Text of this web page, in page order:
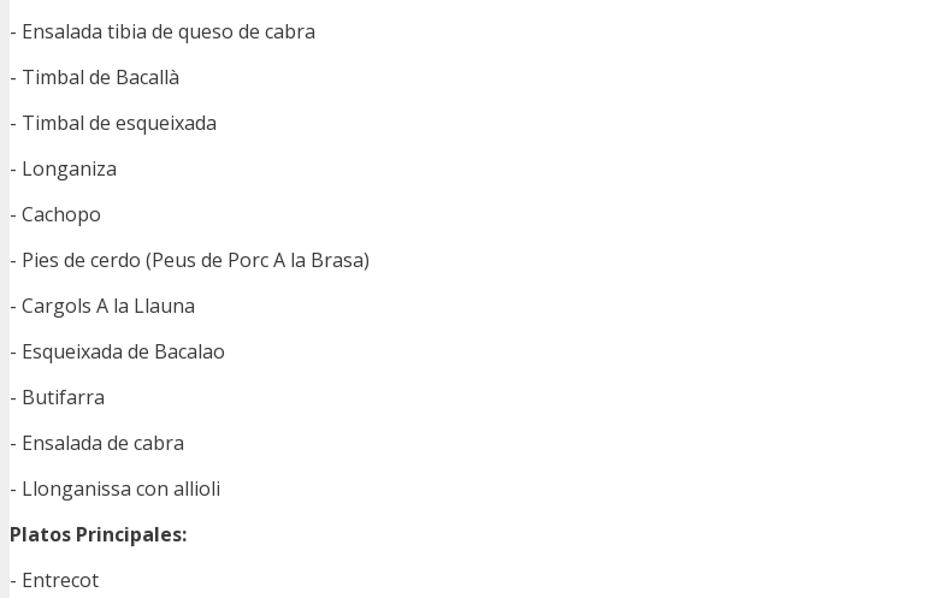
- Ensalada tibia de queso de cabra
- Timbal de Bacallà
- Timbal de esqueixada
- Longaniza
- Cachopo
- Pies de cerdo (Peus de Porc A la Brasa)
- Cargols A la Llauna
- Esqueixada de Bacalao
- Butifarra
- Ensalada de cabra
- Llonganissa con allioli
Platos Principales:
- Entrecot